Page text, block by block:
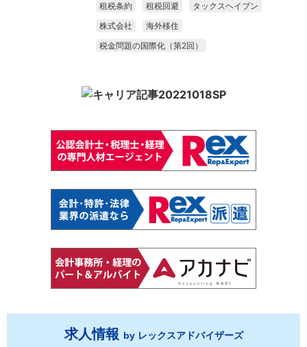
租税条約
租税回避
タックスヘイブン
株式会社
海外移住
税金問題の国際化（第2回）
求人情報 by レックスアドバイザーズ